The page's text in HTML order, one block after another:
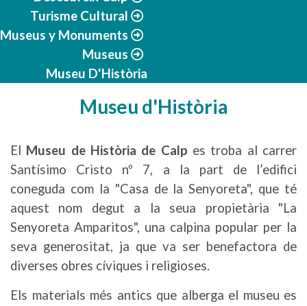
Turisme Cultural
Museus y Monuments
Museus
Museu D'Història
Museu d'Història
El Museu de Història de Calp es troba al carrer
Santísimo Cristo nº 7, a la part de l’edifici
coneguda com la "Casa de la Senyoreta", que té
aquest nom degut a la seua propietària "La
Senyoreta Amparitos", una calpina popular per la
seva generositat, ja que va ser benefactora de
diverses obres cíviques i religioses.
Els materials més antics que alberga el museu es